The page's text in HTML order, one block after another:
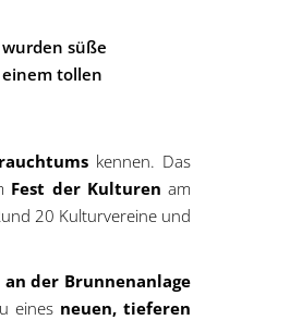
süße
einem tollen
kennen. Das
Fest der Kulturen am
20 Kulturvereine und
an der Brunnenanlage
eines neuen, tieferen